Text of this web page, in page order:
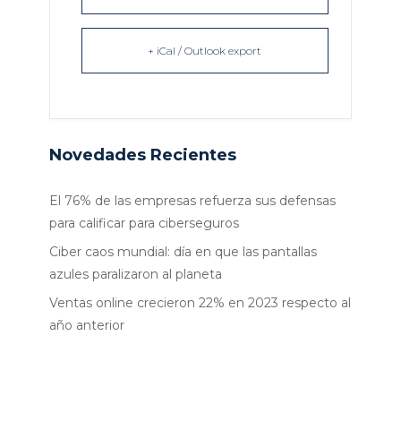
+ iCal / Outlook export
Novedades Recientes
El 76% de las empresas refuerza sus defensas
para calificar para ciberseguros
Ciber caos mundial: día en que las pantallas
azules paralizaron al planeta
Ventas online crecieron 22% en 2023 respecto al
año anterior